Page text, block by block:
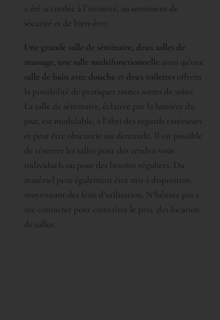
a été accordée à l’intimité, au sentiment de
sécurité et de bien-être.
Une grande salle de séminaire, deux salles de
massage, une salle multifonctionnelle ainsi qu’une
salle de bain avec douche et deux toilettes offrent
la possibilité de pratiquer toutes sortes de soins.
La salle de séminaire, éclairée par la lumière du
jour, est modulable, à l’abri des regards extérieurs
et peut être obscurcie sur demande. Il est possible
de réserver les salles pour des rendez-vous
individuels ou pour des besoins réguliers. Du
matériel peut également être mis à disposition
moyennant des frais d’utilisation. N’hésitez pas à
me contacter pour connaître le prix des location
de salles.